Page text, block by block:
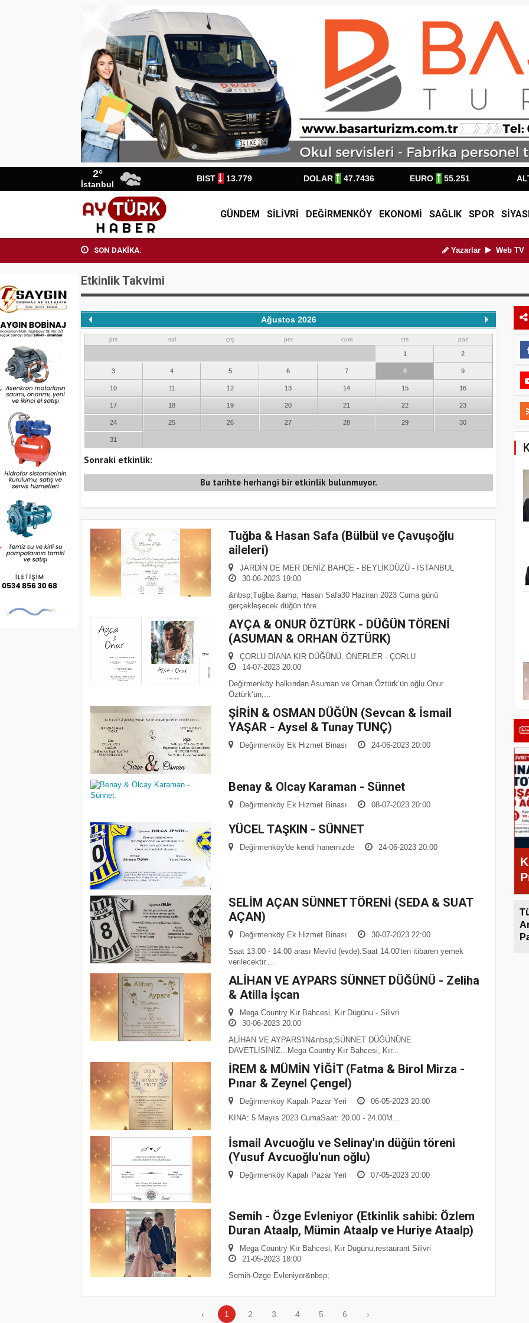
2°
İstanbul
BIST 13.779 DOLAR 47.7436 EURO 55.251
GÜNDEM SİLİVRİ DEĞİRMENKÖY EKONOMİ SAĞLIK SPOR
SON DAKİKA: Yazarlar Web TV
Etkinlik Takvimi
Ağustos 2026
pts sal çrş per cum cts paz
1 2
3 4 5 6 7 8 9
10 11 12 13 14 15 16
17 18 19 20 21 22 23
24 25 26 27 28 29 30
31
Sonraki etkinlik:
Bu tarihte herhangi bir etkinlik bulunmuyor.
Tuğba & Hasan Safa (Bülbül ve Çavuşoğlu
aileleri)
JARDİN DE MER DENİZ BAHÇE - BEYLİKDÜZÜ - İSTANBUL
30-06-2023 19:00
&nbsp;Tuğba &amp; Hasan Safa30 Haziran 2023 Cuma günü
gerçekleşecek düğün töre...
AYÇA & ONUR ÖZTÜRK - DÜĞÜN TÖRENİ
(ASUMAN & ORHAN ÖZTÜRK)
ÇORLU DİANA KIR DÜĞÜNÜ, ÖNERLER - ÇORLU
14-07-2023 20:00
Değirmenköy halkından Asuman ve Orhan Öztürk‘ün oğlu Onur
Öztürk‘ün,...
ŞİRİN & OSMAN DÜĞÜN (Sevcan & İsmail
YAŞAR - Aysel & Tunay TUNÇ)
Değirmenköy Ek Hizmet Binası 24-06-2023 20:00
Benay & Olcay Karaman - Sünnet
Değirmenköy Ek Hizmet Binası 08-07-2023 20:00
YÜCEL TAŞKIN - SÜNNET
Değirmenköy'de kendi hanemizde 24-06-2023 20:00
SELİM AÇAN SÜNNET TÖRENİ (SEDA & SUAT
AÇAN)
Değirmenköy Ek Hizmet Binası
30-07-2023 22:00
Saat 13.00 - 14.00 arası Mevlid (evde).Saat 14.00'ten itibaren yemek
verilecektir....
ALİHAN VE AYPARS SÜNNET DÜĞÜNÜ - Zeliha
& Atilla İşcan
Mega Country Kır Bahcesi, Kır Dügünu - Silivri
30-06-2023 20:00
ALİHAN VE AYPARS'IN&nbsp;SÜNNET DÜĞÜNÜNE
DAVETLİSİNİZ...Mega Country Kır Bahcesi, Kır...
İREM & MÜMİN YİĞİT (Fatma & Birol Mirza -
Pınar & Zeynel Çengel)
Değirmenköy Kapalı Pazar Yeri
06-05-2023 20:00
KINA: 5 Mayıs 2023 CumaSaat: 20.00 - 24.00M...
İsmail Avcuoğlu ve Selinay'ın düğün töreni
(Yusuf Avcuoğlu'nun oğlu)
Değirmenköy Kapalı Pazar Yeri 07-05-2023 20:00
Semih - Özge Evleniyor (Etkinlik sahibi: Özlem
Duran Ataalp, Mümin Ataalp ve Huriye Ataalp)
Mega Country Kır Bahcesi, Kır Dügünu,restaurant Silivri
21-05-2023 18:00
Semih-Ozge Evleniyor&nbsp;
‹ 1 2 3 4 5 6 ›